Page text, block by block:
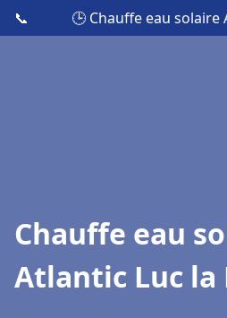
📞 🕒 Chauffe eau
Chauffe eau
Atlantic Luc la